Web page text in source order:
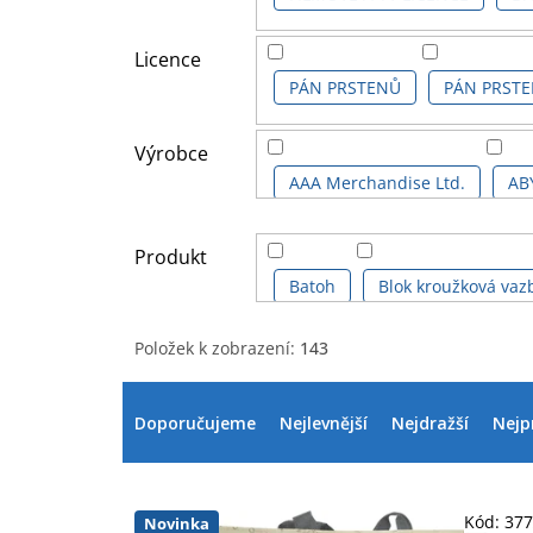
Licence
PÁN PRSTENŮ PÁN
Výrobce
AAA Merchandise Ltd.
SD DISTRIBUCIONES
Produkt
Batoh Blok kroužková
Diář
Hrnek cestovní - termo
Položek k zobrazení: 143
i
p
e
Doporučujeme Nejlevnější Nejdražší
Novinka Kód: